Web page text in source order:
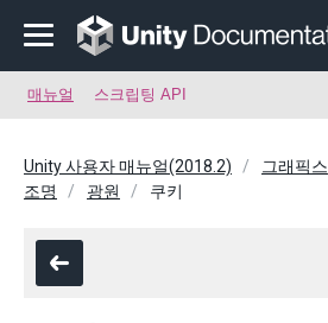
매뉴얼 스크립팅 API
Unity 사용자 매뉴얼(2018.2) 그래픽스
조명
광원 쿠키